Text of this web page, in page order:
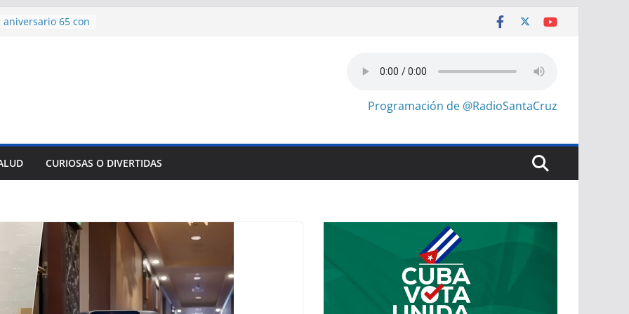
contra Irán le
en su propio
rescate en
parcial en
para importar
la movilidad
Programación de @RadioSantaCruz
CURIOSAS O DIVERTIDAS